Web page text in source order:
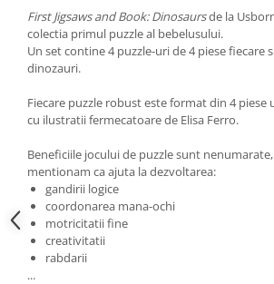
First Jigsaws and Book: Dinosaursde la
colectia primul puzzle al bebelusului.
Un set contine 4 puzzle-uri de 4 piese fiecare
dinozauri.
Fiecare puzzle robust este format din 4 piese
cu ilustratii fermecatoare de Elisa Ferro.
Beneficiile jocului de puzzle sunt
mentionam ca ajuta la dezvoltarea:
gandirii logice
coordonarea mana-ochi
motricitatii fine
creativitatii
rabdarii
...